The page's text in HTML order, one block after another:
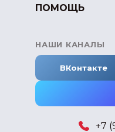
ПОМОЩЬ
НАШИ КАНАЛЫ
ВКонтакте
+7